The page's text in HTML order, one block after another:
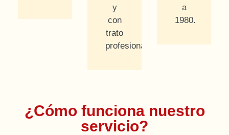
y
con
trato
profesional.
a
1980.
¿Cómo funciona nuestro
servicio?